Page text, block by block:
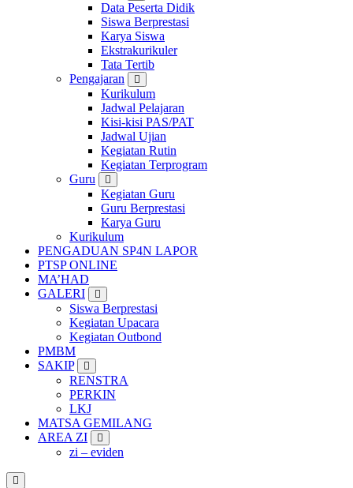
Data Peserta Didik
Siswa Berprestasi
Karya Siswa
Ekstrakurikuler
Tata Tertib
Pengajaran
Kurikulum
Jadwal Pelajaran
Kisi-kisi PAS/PAT
Jadwal Ujian
Kegiatan Rutin
Kegiatan Terprogram
Guru
Kegiatan Guru
Guru Berprestasi
Karya Guru
Kurikulum
PENGADUAN SP4N LAPOR
PTSP ONLINE
MA’HAD
GALERI
Siswa Berprestasi
Kegiatan Upacara
Kegiatan Outbond
PMBM
SAKIP
RENSTRA
PERKIN
LKJ
MATSA GEMILANG
AREA ZI
zi – eviden